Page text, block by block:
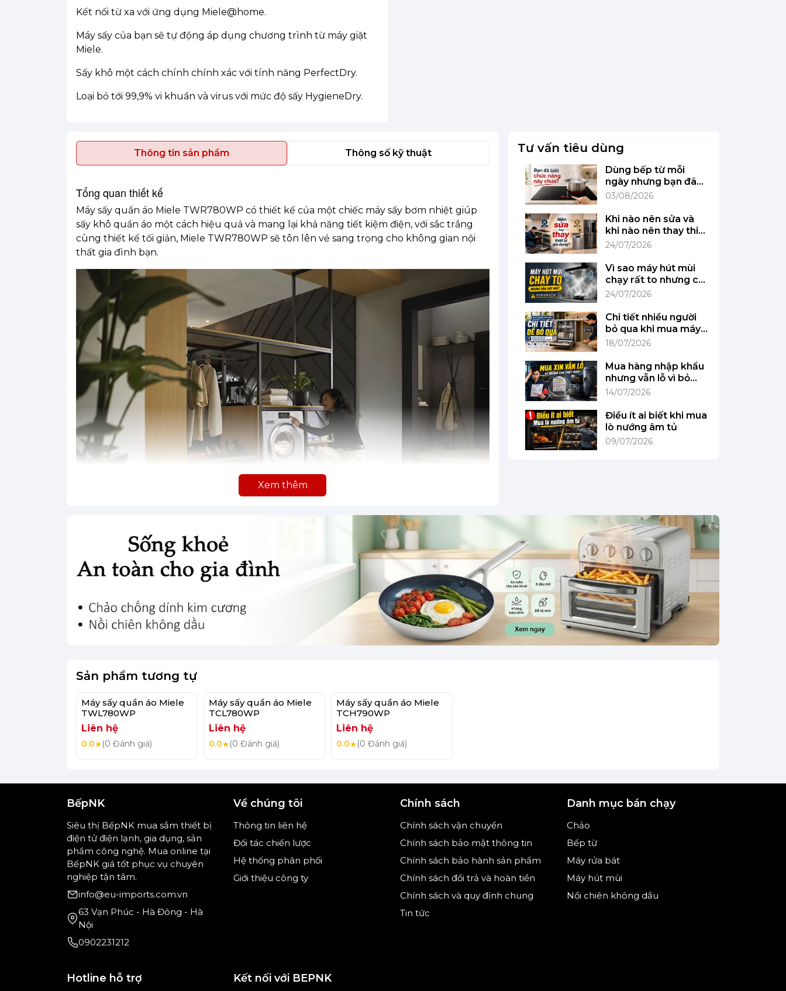
Kết nối từ xa với ứng dụng Miele@home.
Máy sấy của bạn sẽ tự động áp dụng chương trình từ máy giặt
Miele.
Sấy khô một cách chính chính xác với tính năng PerfectDry.
Loại bỏ tới 99,9% vi khuẩn và virus với mức độ sấy HygieneDry.
Thông tin sản phẩm Thông số kỹ thuật
Tổng quan thiết kế
Máy sấy quần áo Miele TWR780WP có thiết kế của một chiếc máy sấy bơm nhiệt giúp
sấy khô quần áo một cách hiệu quả và mang lại khả năng tiết kiệm điện, với sắc trắng
cùng thiết kế tối giản, Miele TWR780WP sẽ tôn lên vẻ sang trọng cho không gian nội
thất gia đình bạn.
(Hình ảnh mang tính minh họa)
Bảng điều khiển trực quan vuốt chạm tinh tế M-Touch cùng 33 ngôn ngữ tùy chọn
khác nhau giúp bạn dễ dàng chọn lựa các chương trình theo nhu cầu.
Xem thêm
Tư vấn tiêu dùng
Dùng bếp từ mỗi
ngày nhưng bạn đã
biết chức năng này
03/08/2026
Khi nào nên sửa và
khi nào nên thay thiết
bị gia dụng?
24/07/2026
Vì sao máy hút mùi
chạy rất to nhưng căn
bếp vẫn đầy mùi?
24/07/2026
Chi tiết nhiều người
bỏ qua khi mua máy
rửa bát lần đầu
18/07/2026
Mua hàng nhập khẩu
nhưng vẫn lỗ vì bỏ
qua chi tiết này
14/07/2026
Điều ít ai biết khi mua
lò nướng âm tủ
09/07/2026
Sản phẩm tương tự
Máy sấy quần áo Miele
TWL780WP
Liên hệ
0.0 (0 Đánh giá)
Máy sấy quần áo Miele
TCL780WP
Liên hệ
0.0 (0 Đánh giá)
Máy sấy quần áo Miele
TCH790WP
Liên hệ
0.0 (0 Đánh giá)
BếpNK
Siêu thị BếpNK mua sắm thiết bị
điện tử điện lạnh, gia dụng, sản
phẩm công nghệ. Mua online tại
BếpNK giá tốt phục vụ chuyên
nghiệp tận tâm.
info@eu-imports.com.vn
63 Vạn Phúc - Hà Đông - Hà
Nội
0902231212
Về chúng tôi
Thông tin liên hệ
Đối tác chiến lược
Hệ thống phân phối
Giới thiệu công ty
Chính sách
Chính sách vận chuyển
Chính sách bảo mật thông tin
Chính sách bảo hành sản phẩm
Chính sách đổi trả và hoàn tiền
Chính sách và quy định chung
Tin tức
Danh mục bán chạy
Chảo
Bếp từ
Máy rửa bát
Máy hút mùi
Nồi chiên không dầu
Hotline hỗ trợ Kết nối với BEPNK